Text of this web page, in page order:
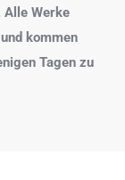
Werke
kommen
Tagen zu